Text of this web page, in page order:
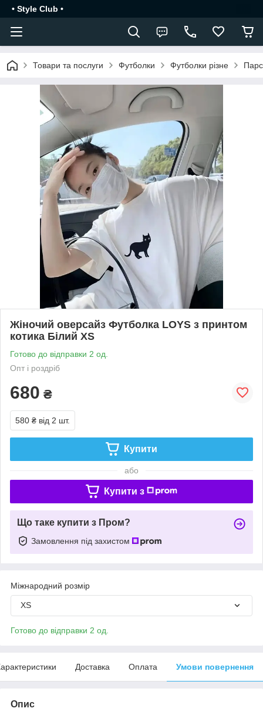
• Style Club •
Товари та послуги Футболки Футболки різне
Жіночий оверсайз Футболка LOYS з принтом
котика Білий XS
Готово до відправки 2 од.
Опт і роздріб
680 ₴
580 ₴ від 2 шт.
Купити
або
Купити з
Що таке купити з Пром?
Замовлення під захистом
Міжнародний розмір
XS
Готово до відправки 2 од.
Доставка Оплата Умови повернення
Опис